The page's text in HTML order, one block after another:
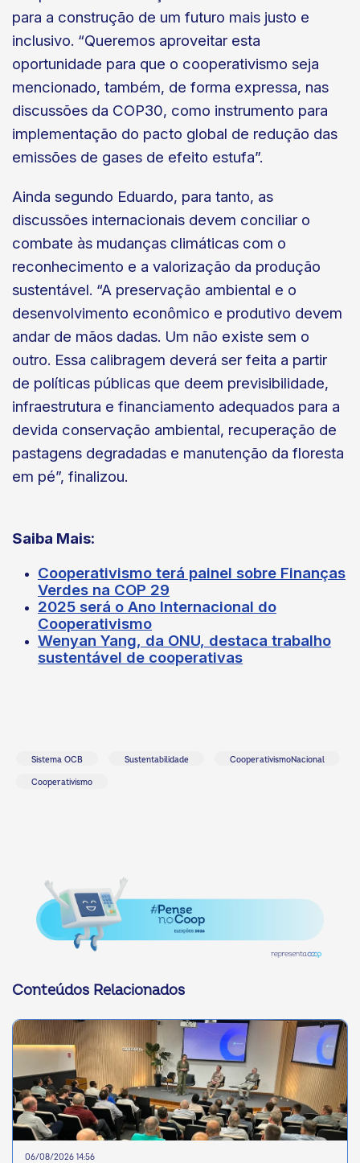
para a construção de um futuro mais justo e
inclusivo. “Queremos aproveitar esta
oportunidade para que o cooperativismo seja
mencionado, também, de forma expressa, nas
discussões da COP30, como instrumento para
implementação do pacto global de redução das
emissões de gases de efeito estufa”.
Ainda segundo Eduardo, para tanto, as
discussões internacionais devem conciliar o
combate às mudanças climáticas com o
reconhecimento e a valorização da produção
sustentável. “A preservação ambiental e o
desenvolvimento econômico e produtivo devem
andar de mãos dadas. Um não existe sem o
outro. Essa calibragem deverá ser feita a partir
de políticas públicas que deem previsibilidade,
infraestrutura e financiamento adequados para a
devida conservação ambiental, recuperação de
pastagens degradadas e manutenção da floresta
em pé”, finalizou.
Saiba Mais:
Cooperativismo terá painel sobre Finanças
Verdes na COP 29
2025 será o Ano Internacional do
Cooperativismo
Wenyan Yang, da ONU, destaca trabalho
sustentável de cooperativas
Sistema OCB Sustentabilidade CooperativismoNacional
Cooperativismo
Conteúdos Relacionados
06/08/2026 14:56